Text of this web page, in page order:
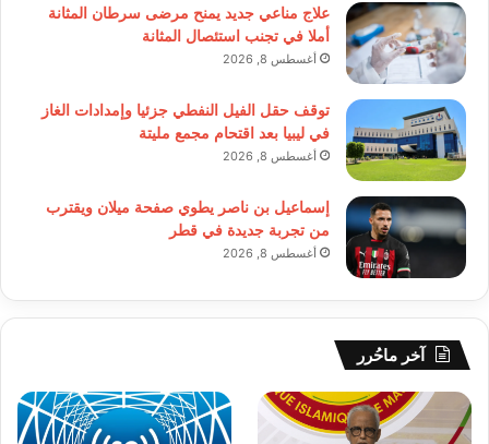
علاج مناعي جديد يمنح مرضى سرطان المثانة
أملا في تجنب استئصال المثانة
أغسطس 8, 2026
توقف حقل الفيل النفطي جزئيا وإمدادات الغاز
في ليبيا بعد اقتحام مجمع مليتة
أغسطس 8, 2026
إسماعيل بن ناصر يطوي صفحة ميلان ويقترب
من تجربة جديدة في قطر
أغسطس 8, 2026
آخر ماحُرر